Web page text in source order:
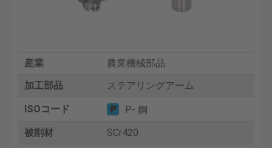
産業
農業機械部品
加工部品
ステアリングアーム
ISOコード
P- 鋼
被削材
SCr420